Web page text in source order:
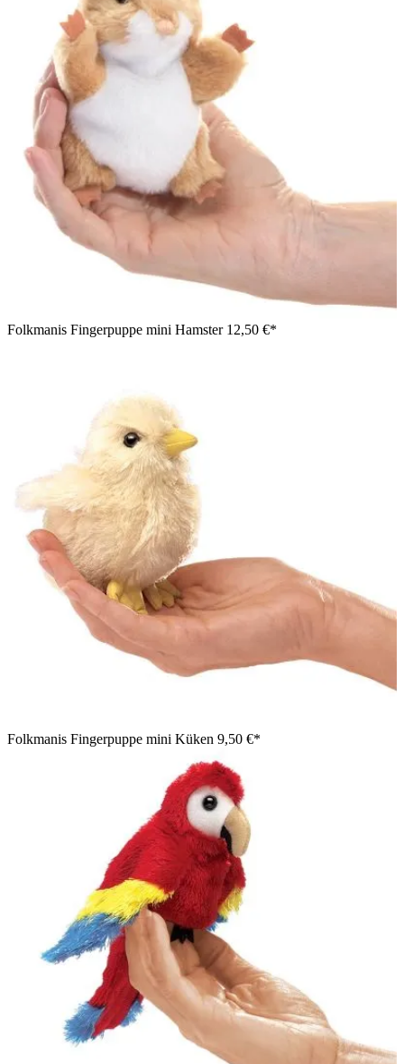
Folkmanis Fingerpuppe mini Hamster 12,50 €*
Folkmanis Fingerpuppe mini Küken 9,50 €*